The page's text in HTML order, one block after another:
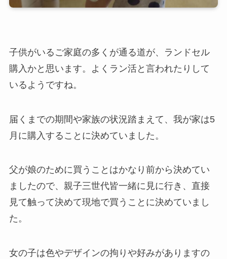
子供がいるご家庭の多くが通る道が、ランドセル
購入かと思います。よくラン活と言われたりして
いるようですね。
届くまでの期間や家族の状況踏まえて、我が家は5
月に購入することに決めていました。
父が娘のために買うことはかなり前から決めてい
ましたので、親子三世代皆一緒に見に行き、直接
見て触って決めて現地で買うことに決めていまし
た。
女の子は色やデザインの拘りや好みがありますの